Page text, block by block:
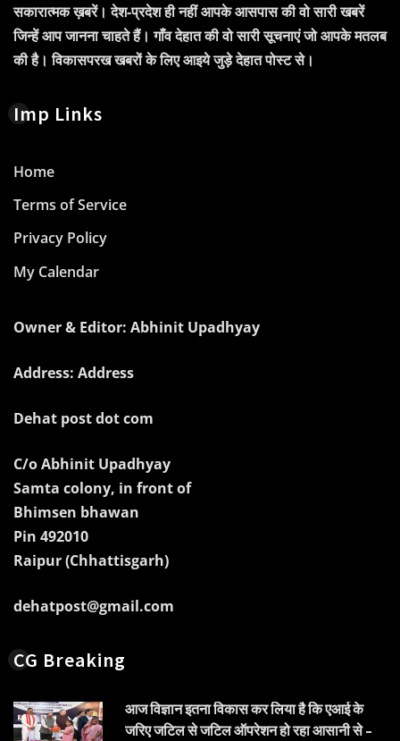
सकारात्मक ख़बरें। देश-प्रदेश ही नहीं आपके आसपास की वो सारी खबरें
जिन्हें आप जानना चाहते हैं। गाँव देहात की वो सारी सूचनाएं जो आपके मतलब
की है। विकासपरख खबरों के लिए आइये जुड़े देहात पोस्ट से।
Imp Links
Home
Terms of Service
Privacy Policy
My Calendar
Owner & Editor: Abhinit Upadhyay
Address: Address
Dehat post dot com
C/o Abhinit Upadhyay
Samta colony, in front of
Bhimsen bhawan
Pin 492010
Raipur (Chhattisgarh)
dehatpost@gmail.com
CG Breaking
आज विज्ञान इतना विकास कर लिया है कि एआई के
जरिए जटिल से जटिल ऑपरेशन हो रहा आसानी से –